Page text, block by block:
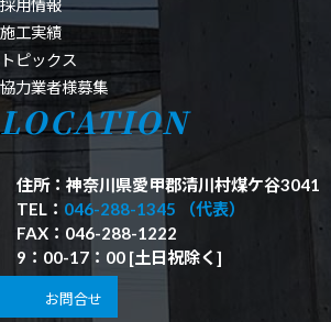
採用情報
施工実績
トピックス
協力業者様募集
LOCATION
住所：神奈川県愛甲郡清川村煤ケ谷3041
TEL： 046-288-1345 （代表）
FAX：046-288-1222
9：00-17：00 [土日祝除く]
お問合せ